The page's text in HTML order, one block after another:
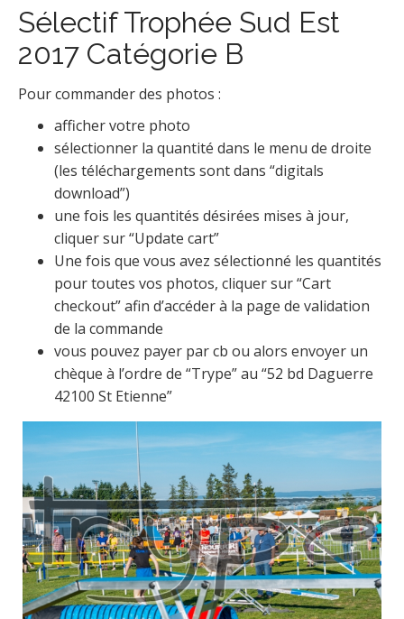
Sélectif Trophée Sud Est
2017 Catégorie B
Pour commander des photos :
afficher votre photo
sélectionner la quantité dans le menu de droite
(les téléchargements sont dans “digitals
download”)
une fois les quantités désirées mises à jour,
cliquer sur “Update cart”
Une fois que vous avez sélectionné les quantités
pour toutes vos photos, cliquer sur “Cart
checkout” afin d’accéder à la page de validation
de la commande
vous pouvez payer par cb ou alors envoyer un
chèque à l’ordre de “Trype” au “52 bd Daguerre
42100 St Etienne”